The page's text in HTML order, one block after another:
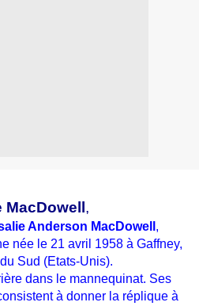
,
Anderson MacDowell ,
née le 21 avril 1958 à Gaffney,
Sud (Etats-Unis).
dans le mannequinat. Ses
à donner la réplique à